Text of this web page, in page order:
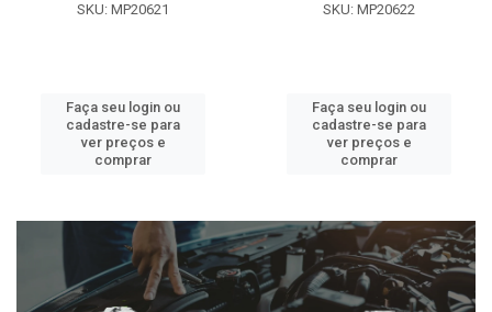
SKU: MP20621
Faça seu login ou
cadastre-se para
ver preços e
comprar
SKU: MP20622
Faça seu login ou
cadastre-se para
ver preços e
comprar